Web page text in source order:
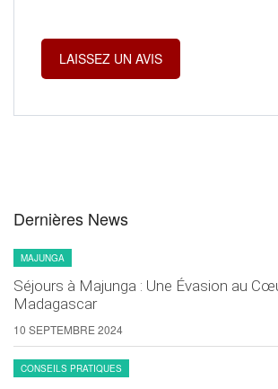
Dernières News
MAJUNGA
Séjours à Majunga : Une Évasion au
Madagascar
10 SEPTEMBRE 2024
CONSEILS PRATIQUES